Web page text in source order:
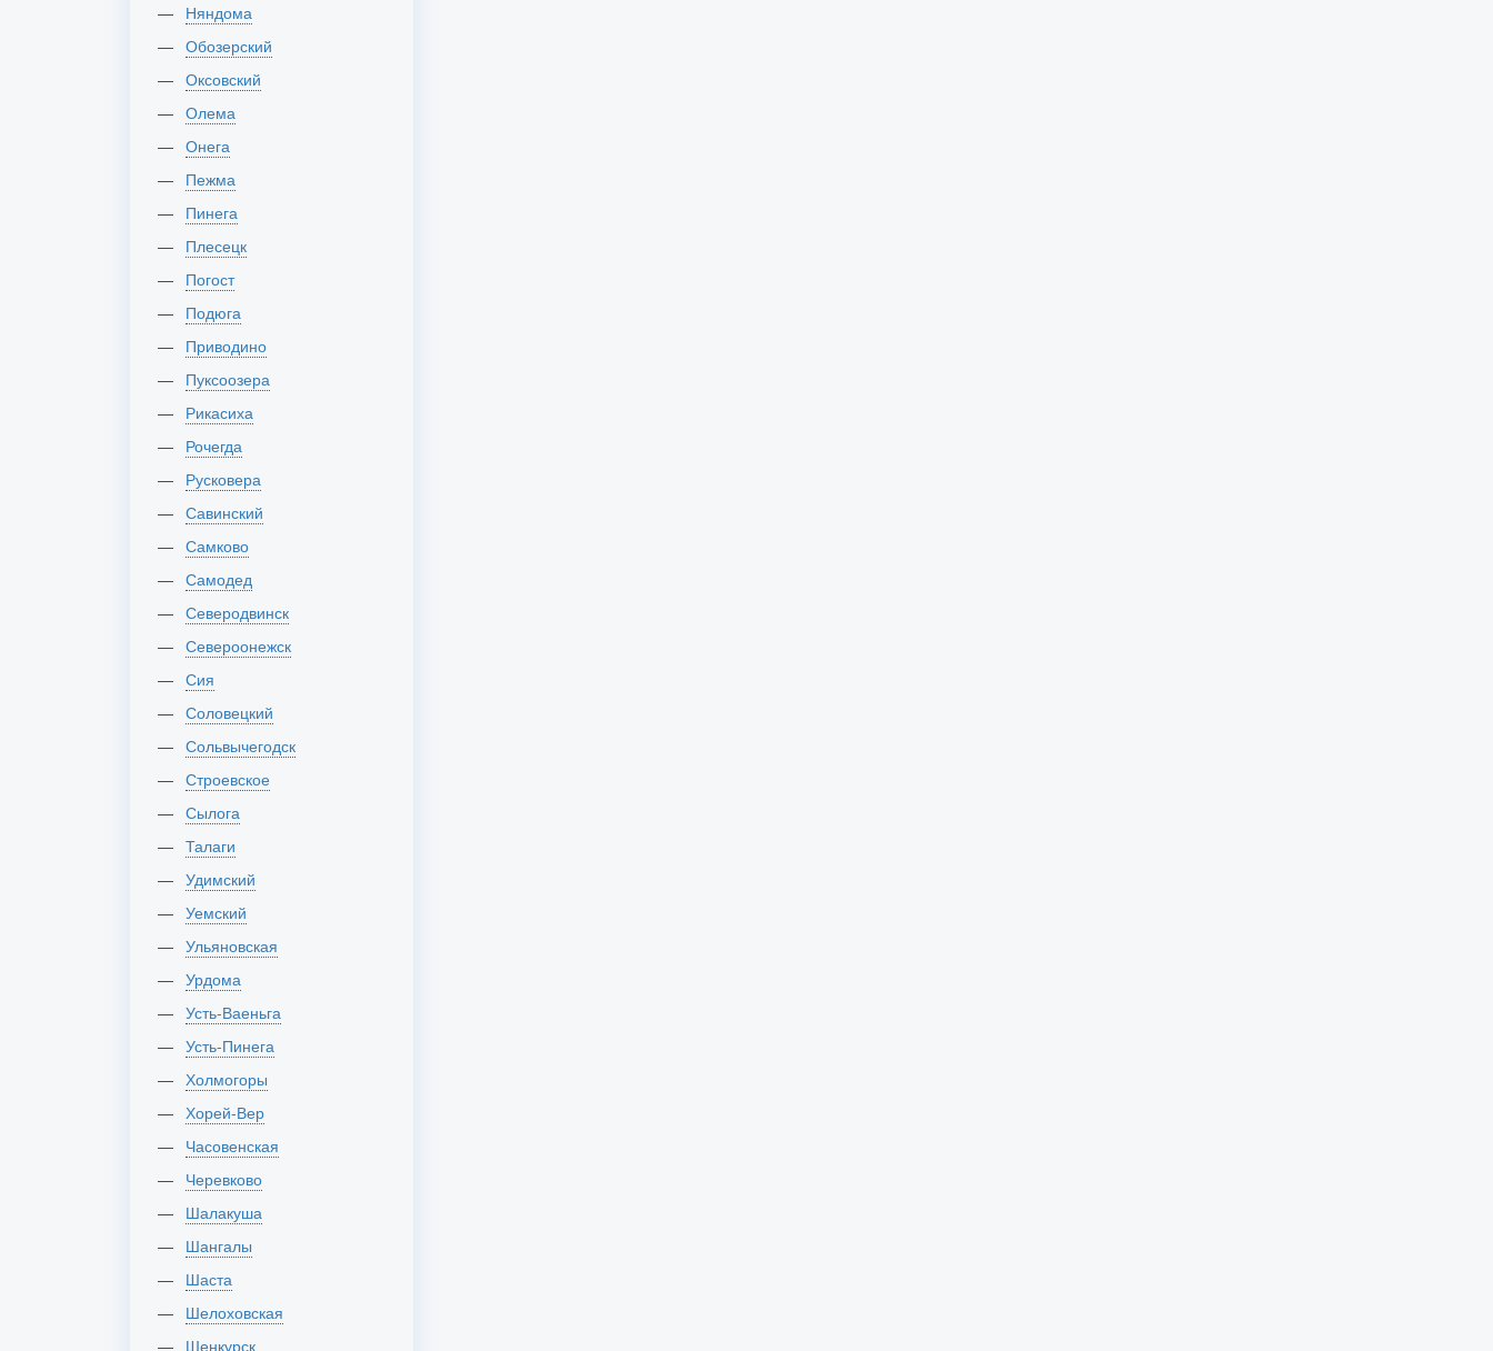
Няндома
Обозерский
Оксовский
Олема
Онега
Пежма
Пинега
Плесецк
Погост
Подюга
Приводино
Пуксоозера
Рикасиха
Рочегда
Русковера
Савинский
Самково
Самодед
Северодвинск
Североонежск
Сия
Соловецкий
Сольвычегодск
Строевское
Сылога
Талаги
Удимский
Уемский
Ульяновская
Урдома
Усть-Ваеньга
Усть-Пинега
Холмогоры
Хорей-Вер
Часовенская
Черевково
Шалакуша
Шангалы
Шаста
Шелоховская
Шенкурск